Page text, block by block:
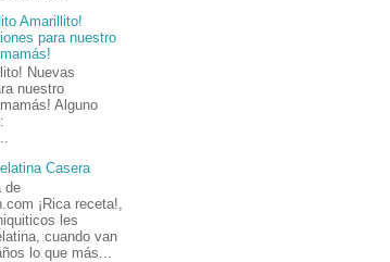
Amarillito!
para nuestro
Nuevas
nuestro
Alguno
Casera
de
¡Rica receta!,
les
cuando van
lo que más...